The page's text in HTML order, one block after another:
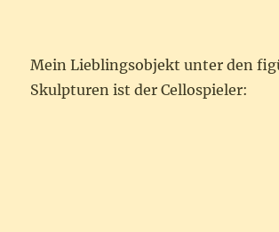
Mein Lieblingsobjekt unter den
Skulpturen ist der Cellospieler: